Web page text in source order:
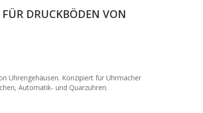
DRUCKBÖDEN VON
Uhrengehäusen. Konzipiert für Uhrmacher
Automatik- und Quarzuhren.